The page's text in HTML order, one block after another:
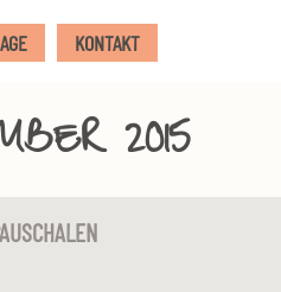
KONTAKT
2015